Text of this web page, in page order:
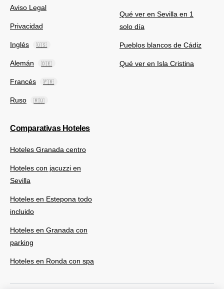
Aviso Legal
Privacidad
Inglés 🇺🇸
Alemán 🇩🇪
Francés 🇫🇷
Ruso 🇷🇺
Qué ver en Sevilla en 1
solo día
Pueblos blancos de Cádiz
Qué ver en Isla Cristina
Comparativas Hoteles
Hoteles Granada centro
Hoteles con jacuzzi en
Sevilla
Hoteles en Estepona todo
incluido
Hoteles en Granada con
parking
Hoteles en Ronda con spa